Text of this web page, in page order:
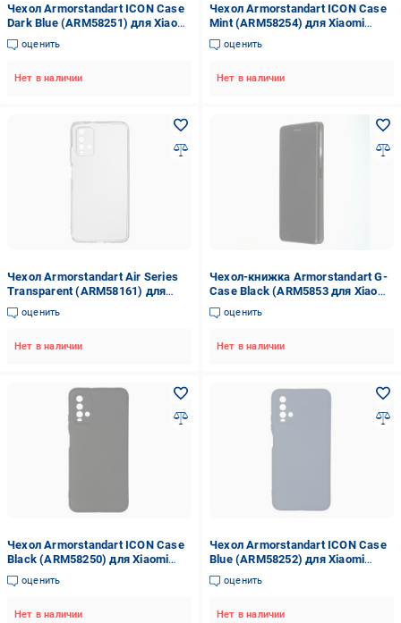
Чехол Armorstandart ICON Case
Dark Blue (ARM58251) для Xiaomi
Redmi 9T
оценить
Нет в наличии
Чехол Armorstandart ICON Case
Mint (ARM58254) для Xiaomi
Redmi 9T
оценить
Нет в наличии
Чехол Armorstandart Air Series
Transparent (ARM58161) для
Xiaomi Redmi 9T
оценить
Нет в наличии
Чехол-книжка Armorstandart G-
Case Black (ARM5853 для Xiaomi
Poco M3Xiaomi Redmi 9T
оценить
Нет в наличии
Чехол Armorstandart ICON Case
Black (ARM58250) для Xiaomi
Redmi 9T
оценить
Нет в наличии
Чехол Armorstandart ICON Case
Blue (ARM58252) для Xiaomi
Redmi 9T
оценить
Нет в наличии